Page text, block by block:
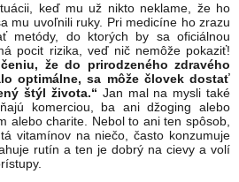
keď mu už nikto neklame, že ho
mu uvoľnili ruky. Pri medicíne ho zrazu
metódy, do ktorých by sa oficiálnou
pocit rizika, veď nič nemôže pokaziť!
že do prirodzeného zdravého
optimálne, sa môže človek dostať
štýl života.“ Jan mal na mysli také
komerciou, ba ani džoging alebo
alebo charite. Nebol to ani ten spôsob,
vitamínov na niečo, často konzumuje
rutín a ten je dobrý na cievy a volí